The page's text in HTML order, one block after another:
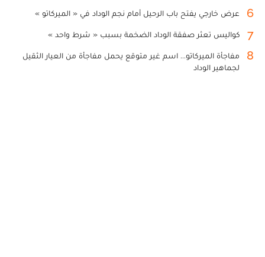
6 عرض خارجي يفتح باب الرحيل أمام نجم الوداد في « الميركاتو »
7 كواليس تعثر صفقة الوداد الضخمة بسبب « شرط واحد »
8
مفاجأة الميركاتو... اسم غير متوقع يحمل مفاجأة من العيار الثقيل
لجماهير الوداد